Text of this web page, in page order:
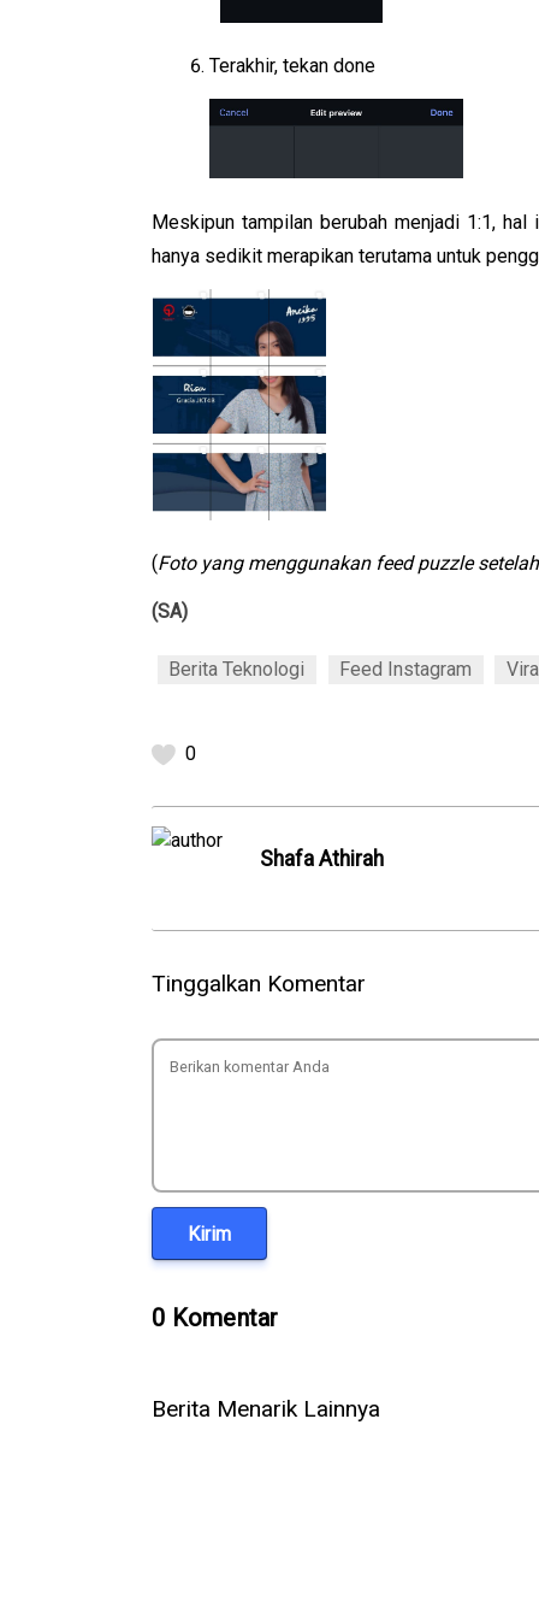
Terakhir, tekan done
Meskipun tampilan berubah menjadi 1:1,
hanya sedikit merapikan terutama untuk
(Foto yang menggunakan feed puzzle
(SA)
Berita Teknologi Feed Instagram
0
Shafa Athirah
Tinggalkan Komentar
Kirim
0 Komentar
Berita Menarik Lainnya